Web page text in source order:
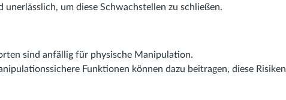
unerlässlich, um diese Schwachstellen zu schließen.
sind anfällig für physische Manipulation.
Funktionen können dazu beitragen, diese Risiken